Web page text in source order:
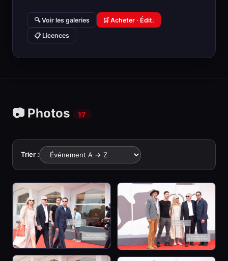
🔍 Voir les galeries 🛒 Acheter · Édit.
📋 Licences
📷 Photos 17
Trier :